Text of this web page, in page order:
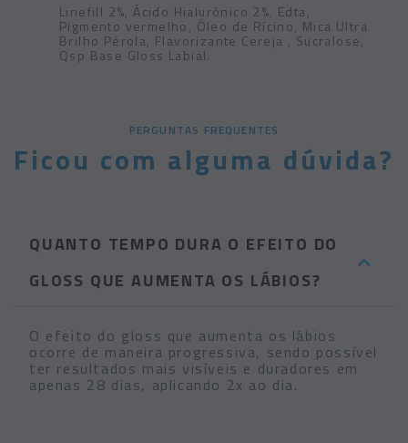
Linefill 2%, Ácido Hialurônico 2%, Edta,
Pigmento vermelho, Óleo de Rícino, Mica Ultra
Brilho Pérola, Flavorizante Cereja , Sucralose,
Qsp Base Gloss Labial.
PERGUNTAS FREQUENTES
Ficou com alguma dúvida?
QUANTO TEMPO DURA O EFEITO DO
GLOSS QUE AUMENTA OS LÁBIOS?
O efeito do gloss que aumenta os lábios
ocorre de maneira progressiva, sendo possível
ter resultados mais visíveis e duradores em
apenas 28 dias, aplicando 2x ao dia.